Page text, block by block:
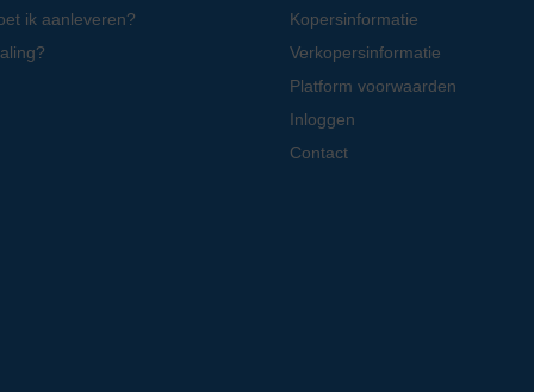
ik aanleveren?
Kopersinformatie
Verkopersinformatie
Platform voorwaarden
Inloggen
Contact